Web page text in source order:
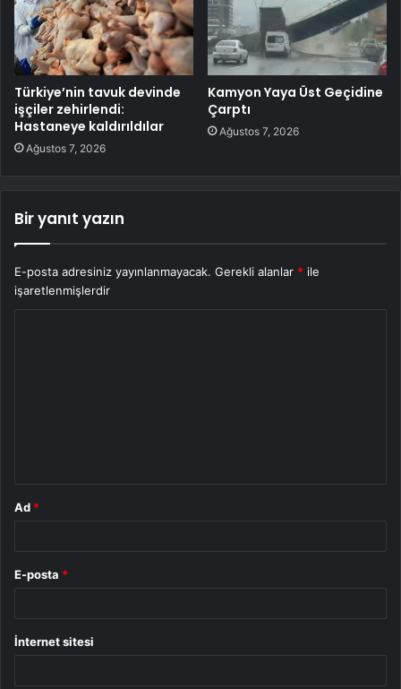
Türkiye’nin tavuk devinde
işçiler zehirlendi:
Hastaneye kaldırıldılar
Ağustos 7, 2026
Kamyon Yaya Üst Geçidine
Çarptı
Ağustos 7, 2026
Bir yanıt yazın
E-posta adresiniz yayınlanmayacak. Gerekli alanlar * ile
işaretlenmişlerdir
Ad *
E-posta *
İnternet sitesi